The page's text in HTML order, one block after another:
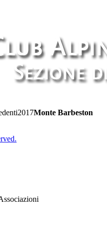
2017Monte Barbeston